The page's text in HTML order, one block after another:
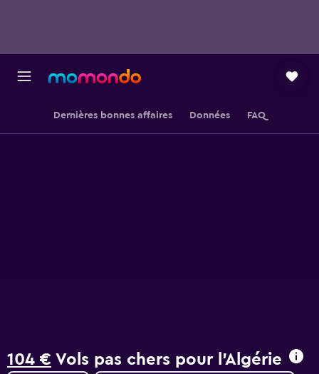
Dernières bonnes affaires Données FAQ
104 € Vols pas chers pour l'Algérie